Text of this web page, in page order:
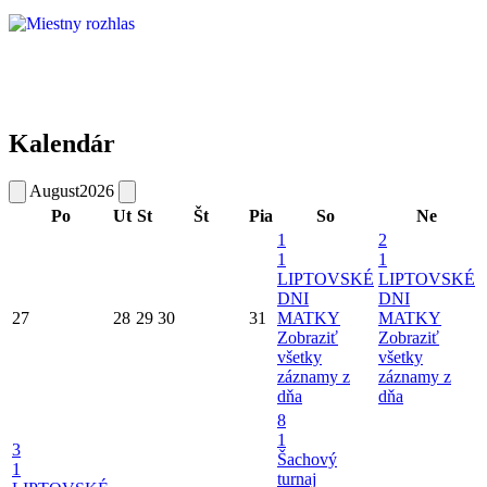
Kalendár
August2026
Po
Ut St Št Pia So Ne
27 28 29 30 31
1
1
LIPTOVSKÉ
DNI
MATKY
Zobraziť
všetky
záznamy z
dňa
2
1
LIPTOVSKÉ
DNI
MATKY
Zobraziť
všetky
záznamy z
dňa
3
1
8
1
Šachový
turnaj